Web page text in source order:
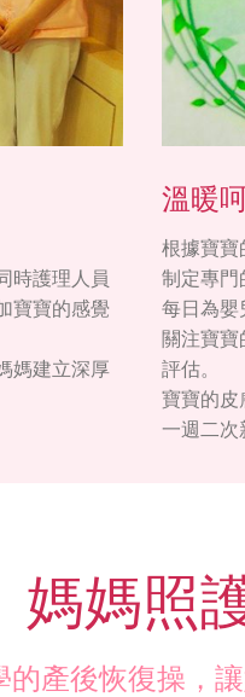
時護理人員
寶寶的感覺
媽建立深厚
溫暖
根據寶寶
制定專門
每日為嬰
關注寶
評估。
寶寶的皮
一週二次
媽媽照
產後恢復操，